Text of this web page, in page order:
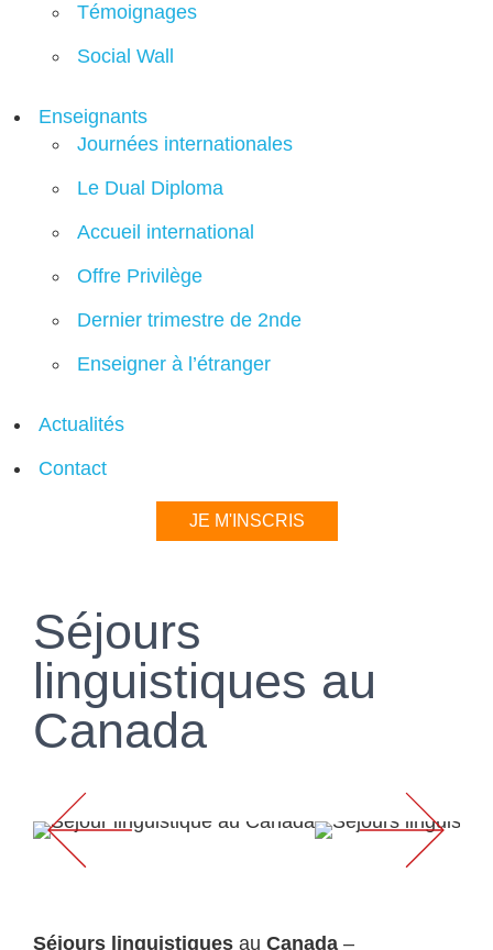
Témoignages
Social Wall
Enseignants
Journées internationales
Le Dual Diploma
Accueil international
Offre Privilège
Dernier trimestre de 2nde
Enseigner à l’étranger
Actualités
Contact
JE M'INSCRIS
Séjours
linguistiques au
Canada
Séjours linguistiques au Canada –